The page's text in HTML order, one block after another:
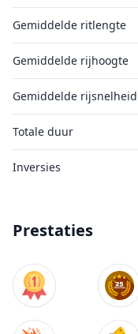
Gemiddelde ritlengte
Gemiddelde rijhoogte
Gemiddelde rijsnelheid
Totale duur
Inversies
Prestaties